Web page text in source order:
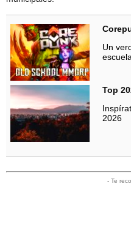
Un
Top
2026
- Te